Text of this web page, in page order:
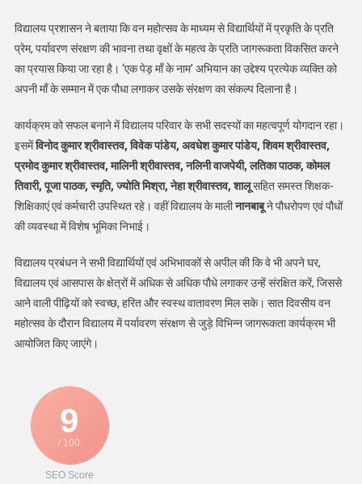
विद्यालय प्रशासन ने बताया कि वन महोत्सव के माध्यम से विद्यार्थियों में प्रकृति के प्रति
प्रेम, पर्यावरण संरक्षण की भावना तथा वृक्षों के महत्व के प्रति जागरूकता विकसित करने
का प्रयास किया जा रहा है। ‘एक पेड़ माँ के नाम’ अभियान का उद्देश्य प्रत्येक व्यक्ति को
अपनी माँ के सम्मान में एक पौधा लगाकर उसके संरक्षण का संकल्प दिलाना है।
कार्यक्रम को सफल बनाने में विद्यालय परिवार के सभी सदस्यों का महत्वपूर्ण योगदान रहा।
इसमेंविनोद कुमार श्रीवास्तव, विवेक पांडेय, अवधेश कुमार पांडेय, शिवम श्रीवास्तव,
प्रमोद कुमार श्रीवास्तव, मालिनी श्रीवास्तव, नलिनी वाजपेयी, लतिका पाठक, कोमल
तिवारी, पूजा पाठक, स्मृति, ज्योति मिश्रा, नेहा श्रीवास्तव, शालूसहित समस्त शिक्षक-
शिक्षिकाएं एवं कर्मचारी उपस्थित रहे। वहीं विद्यालय के मालीनानबाबूने पौधरोपण एवं पौधों
की व्यवस्था में विशेष भूमिका निभाई।
विद्यालय प्रबंधन ने सभी विद्यार्थियों एवं अभिभावकों से अपील की कि वे भी अपने घर,
विद्यालय एवं आसपास के क्षेत्रों में अधिक से अधिक पौधे लगाकर उन्हें संरक्षित करें, जिससे
आने वाली पीढ़ियों को स्वच्छ, हरित और स्वस्थ वातावरण मिल सके। सात दिवसीय वन
महोत्सव के दौरान विद्यालय में पर्यावरण संरक्षण से जुड़े विभिन्न जागरूकता कार्यक्रम भी
आयोजित किए जाएंगे।
9
/ 100
SEO Score